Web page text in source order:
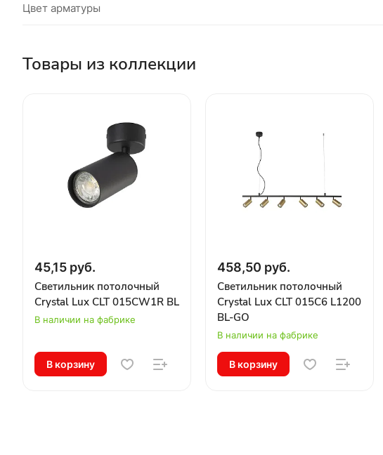
Цвет арматуры
Товары из коллекции
45,15 руб.
Светильник потолочный
Crystal Lux CLT 015CW1R BL
В наличии на фабрике
В корзину
458,50 руб.
Светильник потолочный
Crystal Lux CLT 015C6 L1200
BL-GO
В наличии на фабрике
В корзину